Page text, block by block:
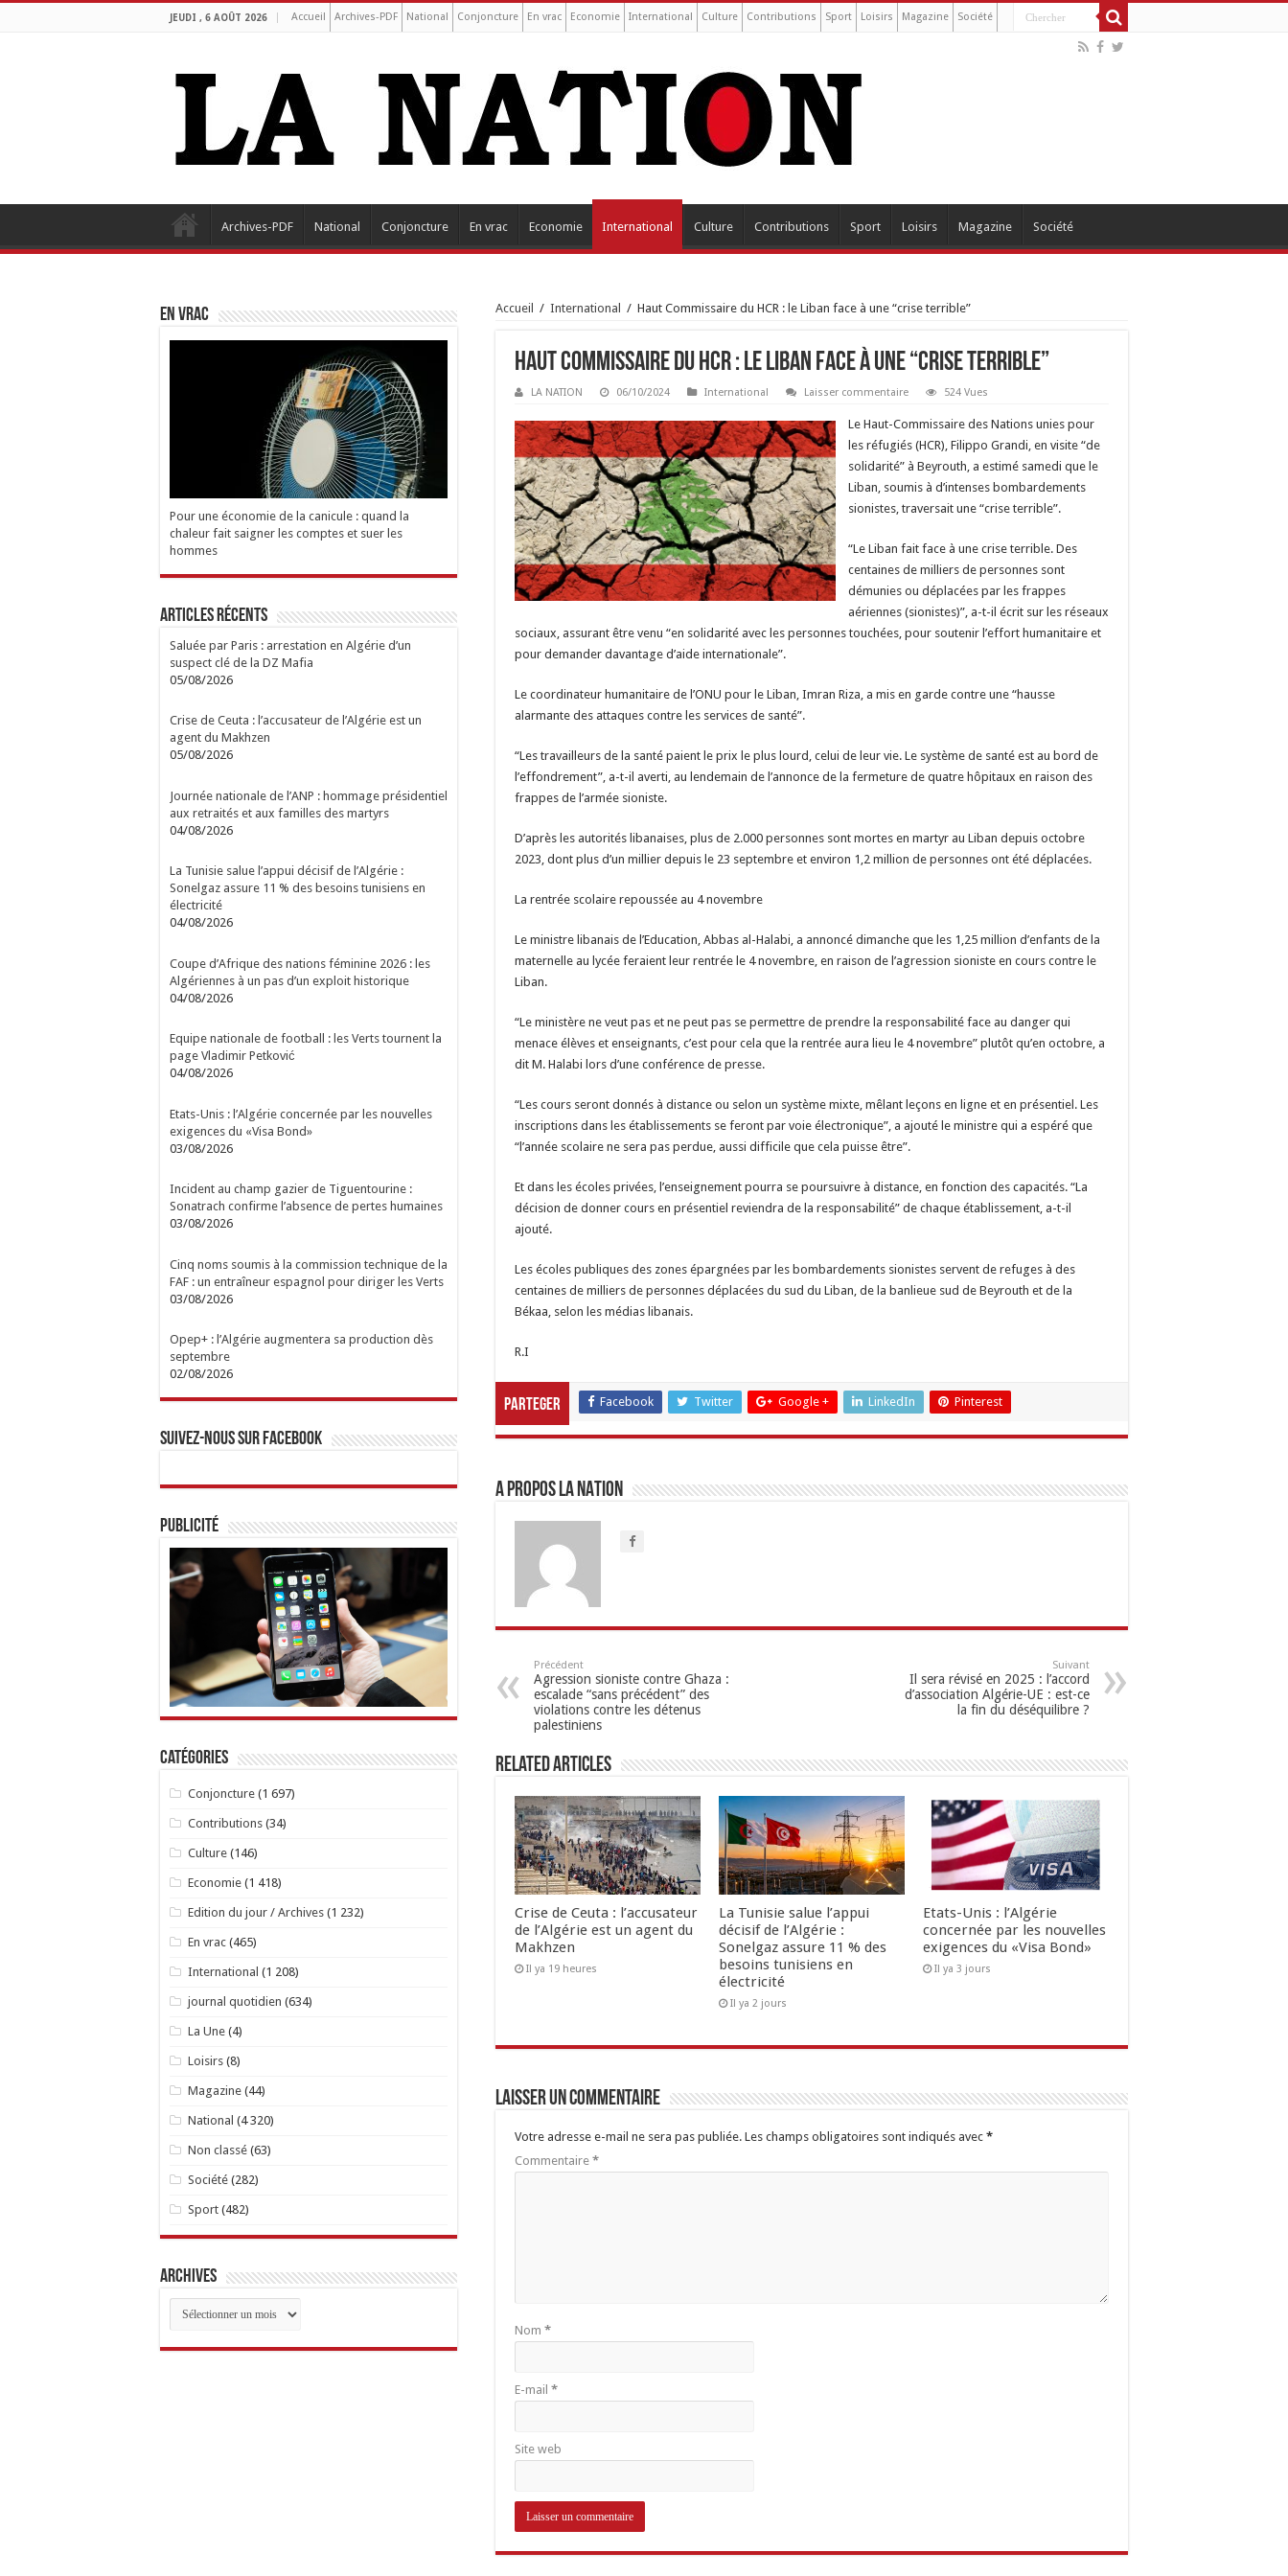
JEUDI , 6 AOÛT 2026 Accueil Archives-PDF National Conjoncture En vrac Economie International Culture Contributions Sport Loisirs Magazine Société
Archives-PDF National Conjoncture En vrac Economie International Culture Contributions Sport Loisirs Magazine Société
Accueil / International / Haut Commissaire du HCR : le Liban face à une “crise terrible”
Haut Commissaire du HCR : le Liban face à une “crise terrible”
LA NATION 06/10/2024 International Laisser commentaire 524 Vues
Le Haut-Commissaire des Nations unies pour
les réfugiés (HCR), Filippo Grandi, en visite “de
solidarité” à Beyrouth, a estimé samedi que le
Liban, soumis à d’intenses bombardements
sionistes, traversait une “crise terrible”.
“Le Liban fait face à une crise terrible. Des
centaines de milliers de personnes sont
démunies ou déplacées par les frappes
aériennes (sionistes)”, a-t-il écrit sur les réseaux
sociaux, assurant être venu “en solidarité avec les personnes touchées, pour soutenir l’effort humanitaire et
pour demander davantage d’aide internationale”.
Le coordinateur humanitaire de l’ONU pour le Liban, Imran Riza, a mis en garde contre une “hausse
alarmante des attaques contre les services de santé”.
“Les travailleurs de la santé paient le prix le plus lourd, celui de leur vie. Le système de santé est au bord de
l’effondrement”, a-t-il averti, au lendemain de l’annonce de la fermeture de quatre hôpitaux en raison des
frappes de l’armée sioniste.
D’après les autorités libanaises, plus de 2.000 personnes sont mortes en martyr au Liban depuis octobre
2023, dont plus d’un millier depuis le 23 septembre et environ 1,2 million de personnes ont été déplacées.
La rentrée scolaire repoussée au 4 novembre
Le ministre libanais de l’Education, Abbas al-Halabi, a annoncé dimanche que les 1,25 million d’enfants de la
maternelle au lycée feraient leur rentrée le 4 novembre, en raison de l’agression sioniste en cours contre le
Liban.
“Le ministère ne veut pas et ne peut pas se permettre de prendre la responsabilité face au danger qui
menace élèves et enseignants, c’est pour cela que la rentrée aura lieu le 4 novembre” plutôt qu’en octobre, a
dit M. Halabi lors d’une conférence de presse.
“Les cours seront donnés à distance ou selon un système mixte, mêlant leçons en ligne et en présentiel. Les
inscriptions dans les établissements se feront par voie électronique”, a ajouté le ministre qui a espéré que
“l’année scolaire ne sera pas perdue, aussi difficile que cela puisse être”.
Et dans les écoles privées, l’enseignement pourra se poursuivre à distance, en fonction des capacités. “La
décision de donner cours en présentiel reviendra de la responsabilité” de chaque établissement, a-t-il
ajouté.
Les écoles publiques des zones épargnées par les bombardements sionistes servent de refuges à des
centaines de milliers de personnes déplacées du sud du Liban, de la banlieue sud de Beyrouth et de la
Békaa, selon les médias libanais.
R.I
Parteger Facebook Twitter Google + LinkedIn Pinterest
A propos LA NATION
Précédent
Agression sioniste contre Ghaza :
escalade “sans précédent” des
violations contre les détenus
palestiniens
Suivant
Il sera révisé en 2025 : l’accord
d’association Algérie-UE : est-ce
la fin du déséquilibre ?
Related Articles
Crise de Ceuta : l’accusateur
de l’Algérie est un agent du
Makhzen
Il ya 19 heures
La Tunisie salue l’appui
décisif de l’Algérie :
Sonelgaz assure 11 % des
besoins tunisiens en
électricité
Il ya 2 jours
Etats-Unis : l’Algérie
concernée par les nouvelles
exigences du «Visa Bond»
Il ya 3 jours
Laisser un commentaire
Votre adresse e-mail ne sera pas publiée. Les champs obligatoires sont indiqués avec *
Commentaire *
Nom *
E-mail *
Site web
EN VRAC
Pour une économie de la canicule : quand la
chaleur fait saigner les comptes et suer les
hommes
Articles Récents
Saluée par Paris : arrestation en Algérie d’un
suspect clé de la DZ Mafia
05/08/2026
Crise de Ceuta : l’accusateur de l’Algérie est un
agent du Makhzen
05/08/2026
Journée nationale de l’ANP : hommage présidentiel
aux retraités et aux familles des martyrs
04/08/2026
La Tunisie salue l’appui décisif de l’Algérie :
Sonelgaz assure 11 % des besoins tunisiens en
électricité
04/08/2026
Coupe d’Afrique des nations féminine 2026 : les
Algériennes à un pas d’un exploit historique
04/08/2026
Equipe nationale de football : les Verts tournent la
page Vladimir Petković
04/08/2026
Etats-Unis : l’Algérie concernée par les nouvelles
exigences du «Visa Bond»
03/08/2026
Incident au champ gazier de Tiguentourine :
Sonatrach confirme l’absence de pertes humaines
03/08/2026
Cinq noms soumis à la commission technique de la
FAF : un entraîneur espagnol pour diriger les Verts
03/08/2026
Opep+ : l’Algérie augmentera sa production dès
septembre
02/08/2026
Suivez-nous sur Facebook
Publicité
Catégories
Conjoncture(1 697)
Contributions(34)
Culture(146)
Economie(1 418)
Edition du jour / Archives(1 232)
En vrac(465)
International (1 208)
journal quotidien (634)
La Une(4)
Loisirs(8)
Magazine(44)
National (4 320)
Non classé(63)
Société(282)
Sport(482)
Archives
Archives